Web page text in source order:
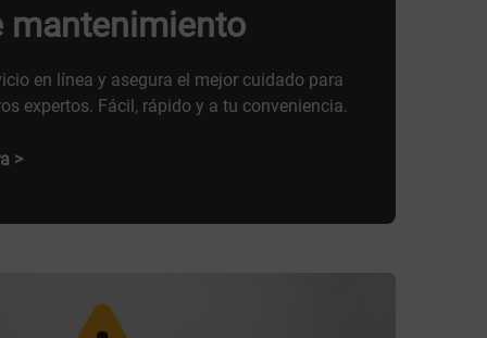
mantenimiento
en línea y asegura el mejor cuidado para
expertos. Fácil, rápido y a tu conveniencia.
>